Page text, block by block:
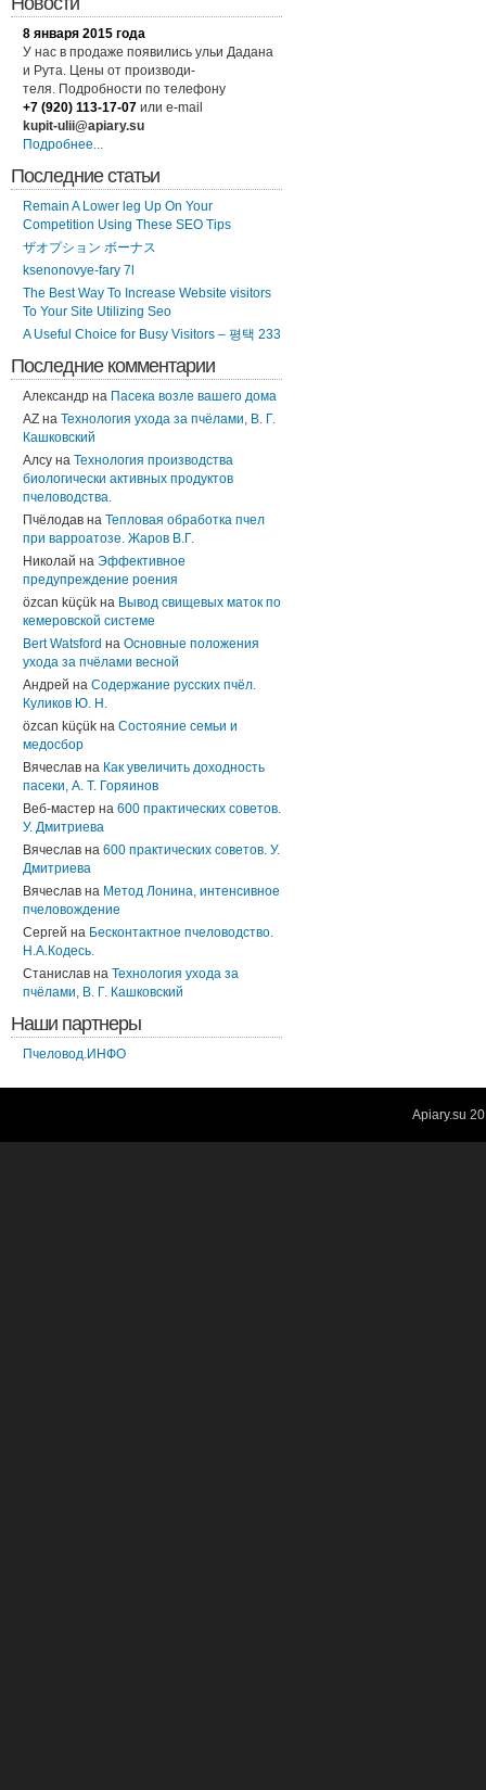
8 января 2015 года
У нас в продаже появились ульи Дадана
и Рута. Цены от производи-
теля. Подробности по телефону
+7 (920) 113-17-07 или e-mail
kupit-ulii@apiary.su
Подробнее...
Последние статьи
Remain A Lower leg Up On Your
Competition Using These SEO Tips
ザオプション ボーナス
ksenonovye-fary 7l
The Best Way To Increase Website visitors
To Your Site Utilizing Seo
A Useful Choice for Busy Visitors – 평택 233
Последние комментарии
Александр на Пасека возле вашего дома
AZ на Технология ухода за пчёлами, В. Г.
Кашковский
Алсу на Технология производства
биологически активных продуктов
пчеловодства.
Пчёлодав на Тепловая обработка пчел
при варроатозе. Жаров В.Г.
Николай на Эффективное
предупреждение роения
özcan küçük на Вывод свищевых маток по
кемеровской системе
Bert Watsford на Основные положения
ухода за пчёлами весной
Андрей на Содержание русских пчёл.
Куликов Ю. Н.
özcan küçük на Состояние семьи и
медосбор
Вячеслав на Как увеличить доходность
пасеки, А. Т. Горяинов
Веб-мастер на 600 практических советов.
У. Дмитриева
Вячеслав на 600 практических советов. У.
Дмитриева
Вячеслав на Метод Лонина, интенсивное
пчеловождение
Сергей на Бесконтактное пчеловодство.
Н.А.Кодесь.
Станислав на Технология ухода за
пчёлами, В. Г. Кашковский
Наши партнеры
Пчеловод.ИНФО
Apiary.su